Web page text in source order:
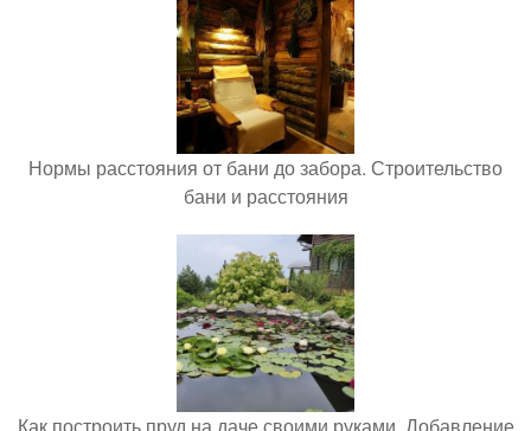
Нормы расстояния от бани до забора. Строительство
бани и расстояния